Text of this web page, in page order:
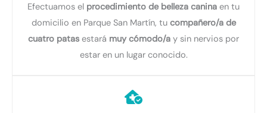
Efectuamos el procedimiento de belleza canina en tu
domicilio en Parque San Martín, tu compañero/a de
cuatro patas estará muy cómodo/a y sin nervios por
estar en un lugar conocido.